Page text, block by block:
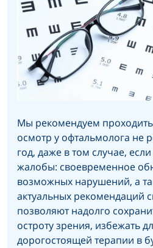
Мы рекомендуем
осмотр у офтальмолога не
год, даже в том случае, если
жалобы: своевременное
возможных нарушений, а
актуальных рекомендаций
позволяют надолго
остроту зрения, избежать
дорогостоящей терапии в